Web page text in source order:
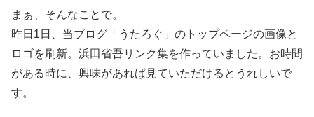
まぁ、そんなことで。
昨日1日、当ブログ「うたろぐ」のトップページの画像と
ロゴを刷新。浜田省吾リンク集を作っていました。お時間
がある時に、興味があれば見ていただけるとうれしいで
す。